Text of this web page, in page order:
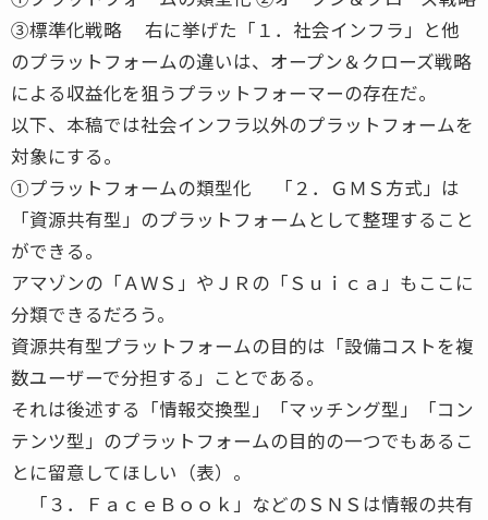
③標準化戦略 右に挙げた「１．社会インフラ」と他
のプラットフォームの違いは、オープン＆クローズ戦略
による収益化を狙うプラットフォーマーの存在だ。
以下、本稿では社会インフラ以外のプラットフォームを
対象にする。
①プラットフォームの類型化 「２．ＧＭＳ方式」は
「資源共有型」のプラットフォームとして整理すること
ができる。
アマゾンの「ＡＷＳ」やＪＲの「Ｓｕｉｃａ」もここに
分類できるだろう。
資源共有型プラットフォームの目的は「設備コストを複
数ユーザーで分担する」ことである。
それは後述する「情報交換型」「マッチング型」「コン
テンツ型」のプラットフォームの目的の一つでもあるこ
とに留意してほしい（表）。
「３．ＦａｃｅＢｏｏｋ」などのＳＮＳは情報の共有